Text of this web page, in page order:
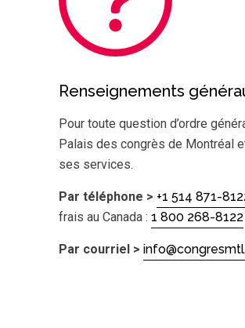
Renseignements
Pour toute question d’ordre
Palais des congrès de Montréal
ses services.
Par téléphone > +1 514 871-
frais au Canada : 1 800 268-8122
Par courriel >